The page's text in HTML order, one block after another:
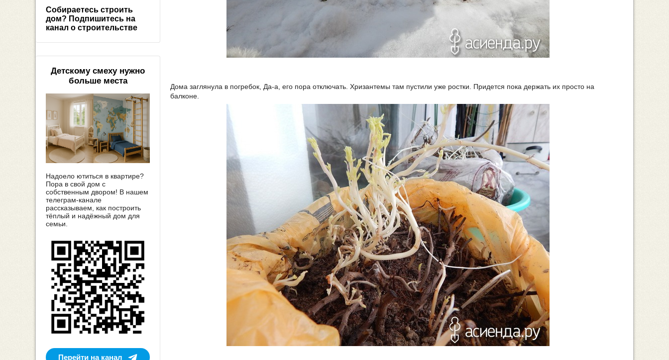
Дома заглянула в погребок, Да-а, его пора отключать. Хризантемы там пустили уже ростки. Придется пока держать их просто на
балконе.
Собираетесь строить
дом? Подпишитесь на
канал о строительстве
Детскому смеху нужно
больше места
Надоело ютиться в квартире?
Пора в свой дом с
собственным двором! В нашем
телеграм-канале
рассказываем, как построить
тёплый и надёжный дом для
семьи.
Перейти на канал